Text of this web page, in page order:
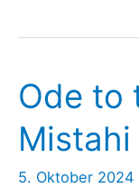
Ode to
Mistahi
5. Oktober 2024